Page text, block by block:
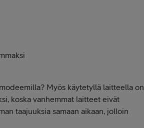
Myös käytetyllä laitteella on
koska vanhemmat laitteet eivät
taajuuksia samaan aikaan, jolloin